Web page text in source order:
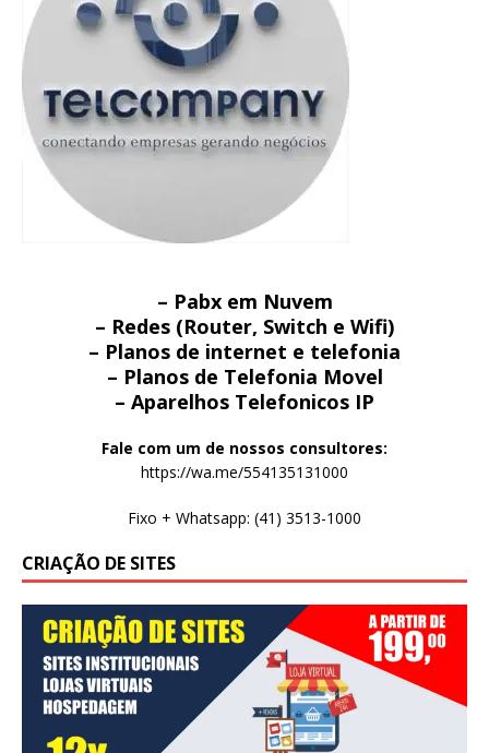
– Pabx em Nuvem
– Redes (Router, Switch e Wifi)
– Planos de internet e telefonia
– Planos de Telefonia Movel
– Aparelhos Telefonicos IP
Fale com um de nossos consultores:
https://wa.me/554135131000
Fixo + Whatsapp: (41) 3513-1000
CRIAÇÃO DE SITES